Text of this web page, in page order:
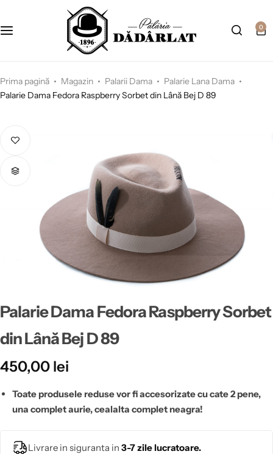
0
Prima pagină Magazin Palarii Dama
Palarie Lana Dama
Palarie Dama Fedora Raspberry Sorbet din Lână Bej D 89
Palarie Dama Fedora Raspberry Sorbet
din Lână Bej D 89
450,00 lei
Toate produsele reduse vor fi accesorizate cu cate 2 pene,
una complet aurie, cealalta complet neagra!
Livrare in siguranta in 3-7 zile lucratoare.